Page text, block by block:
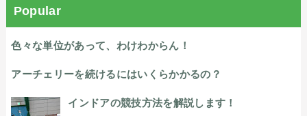
Popular
色々な単位があって、わけわからん！
アーチェリーを続けるにはいくらかかるの？
インドアの競技方法を解説します！